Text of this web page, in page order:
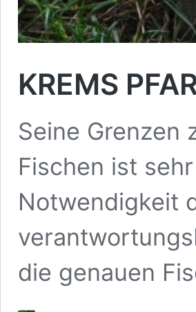
KREMS
Seine Grenzen
Fischen ist
Notwendigkeit
die genauen